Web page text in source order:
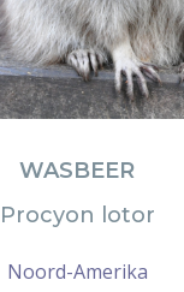
WASBEER
Procyon lotor
Noord-Amerika